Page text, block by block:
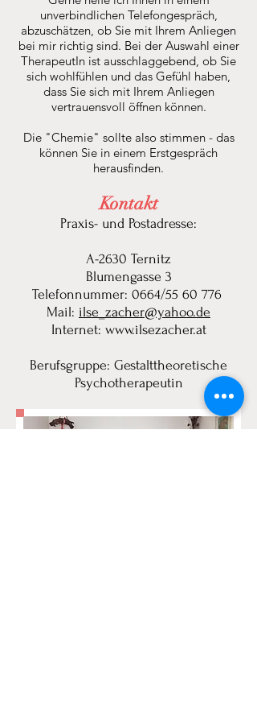
unverbindlichen Telefongespräch,
abzuschätzen, ob Sie mit Ihrem Anliegen
bei mir richtig sind. Bei der Auswahl einer
TherapeutIn ist ausschlaggebend, ob Sie
sich wohlfühlen und das Gefühl haben,
dass Sie sich mit Ihrem Anliegen
vertrauensvoll öffnen können.
Die "Chemie" sollte also stimmen - das
können Sie in einem Erstgespräch
herausfinden.
Kontakt
Praxis- und Postadresse:
A-2630 Ternitz
Blumengasse 3
Telefonnummer: 0664/55 60 776
Mail: ilse_zacher@yahoo.de
Internet: www.ilsezacher.at
Berufsgruppe: Gestalttheoretische
Psychotherapeutin